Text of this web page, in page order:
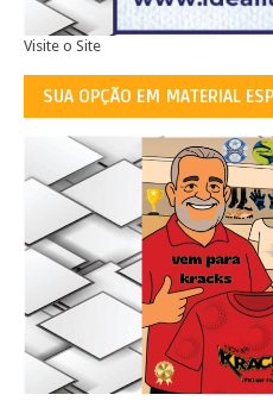
Visite o Site
SUA OPÇÃO EM MATERIAL